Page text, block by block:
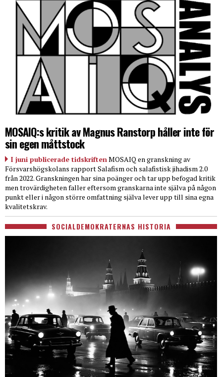
MOSAIQ:s kritik av Magnus Ranstorp håller inte för
sin egen måttstock
I juni publicerade tidskriften MOSAIQ en granskning av
Försvarshögskolans rapport Salafism och salafistisk jihadism 2.0
från 2022. Granskningen har sina poänger och tar upp befogad kritik
men trovärdigheten faller eftersom granskarna inte själva på någon
punkt eller i någon större omfattning själva lever upp till sina egna
kvalitetskrav.
SOCIALDEMOKRATERNAS HISTORIA